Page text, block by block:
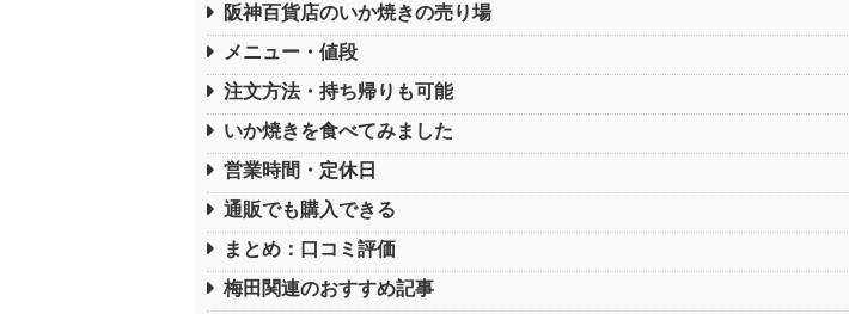
阪神百貨店のいか焼きの売り場
メニュー・値段
注文方法・持ち帰りも可能
いか焼きを食べてみました
営業時間・定休日
通販でも購入できる
まとめ：口コミ評価
梅田関連のおすすめ記事